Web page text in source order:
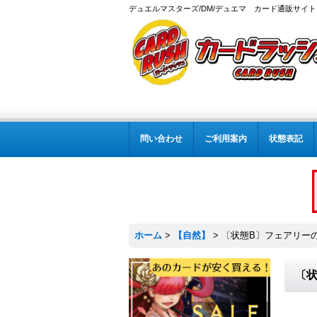
デュエルマスターズ/DM/デュエマ カード通販サイト
問い合わせ ご利用案内 状態表記
ホーム > 【自然】 > 〔状態B〕フェアリ
〔